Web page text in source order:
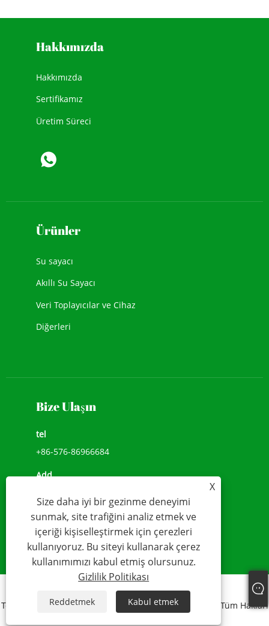
Hakkımızda
Hakkımızda
Sertifikamız
Üretim Süreci
Ürünler
Su sayacı
Akıllı Su Sayacı
Veri Toplayıcılar ve Cihaz
Diğerleri
Bize Ulaşın
tel
+86-576-86966684
Add
NO.1039, JIULONG AVENUE, CHENGXI SOKAK,
WENLING,ZHEJIANG, ÇİN(317500)
e-posta
sales@younio.com
RSS XML Gizlilik Politikası
Telif Hakkı 2020 WENLING YOUNIO SU SAYACI CO., LTD Tüm Hakları
X
Size daha iyi bir gezinme deneyimi
sunmak, site trafiğini analiz etmek ve
içeriği kişiselleştirmek için çerezleri
kullanıyoruz. Bu siteyi kullanarak çerez
kullanımımızı kabul etmiş olursunuz.
Gizlilik Politikası
Reddetmek Kabul etmek